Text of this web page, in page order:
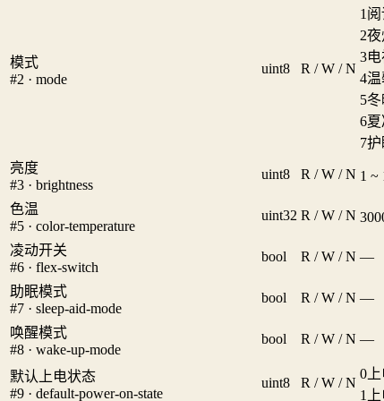
模式
#2 · mode
uint8 R / W / N
1
2夜
3
4温
5
6夏
7护
亮度
#3 · brightness
uint8 R / W / N 1 ~
色温
#5 · color-temperature
uint32 R / W / N
凌动开关
#6 · flex-switch
bool R / W / N —
助眠模式
#7 · sleep-aid-mode
bool R / W / N —
唤醒模式
#8 · wake-up-mode
bool R / W / N —
默认上电状态
#9 · default-power-on-state
uint8 R / W / N
0
1